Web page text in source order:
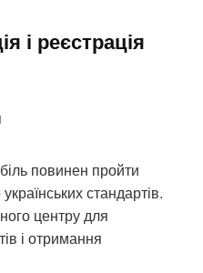
і реєстрація
повинен пройти
стандартів.
центру для
і отримання